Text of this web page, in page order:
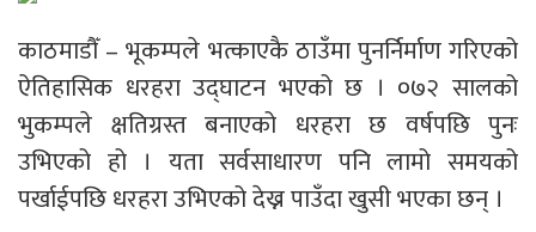
काठमाडौँ – भूकम्पले भत्काएकै ठाउँमा पुनर्निर्माण गरिएको
ऐतिहासिक धरहरा उद्घाटन भएको छ । ०७२ सालको
भुकम्पले क्षतिग्रस्त बनाएको धरहरा छ वर्षपछि पुनः
उभिएको हो । यता सर्वसाधारण पनि लामो समयको
पर्खाईपछि धरहरा उभिएको देख्न पाउँदा खुसी भएका छन् ।